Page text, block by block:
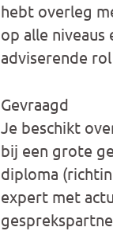
hebt overleg
op alle
adviserende
Gevraagd
Je beschikt
bij een grote
diploma
expert met